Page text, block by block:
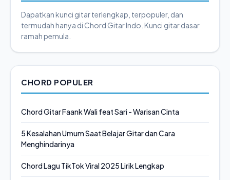
Dapatkan kunci gitar terlengkap, terpopuler, dan
termudah hanya di Chord Gitar Indo. Kunci gitar dasar
ramah pemula.
CHORD POPULER
Chord Gitar Faank Wali feat Sari - Warisan Cinta
5 Kesalahan Umum Saat Belajar Gitar dan Cara
Menghindarinya
Chord Lagu TikTok Viral 2025 Lirik Lengkap